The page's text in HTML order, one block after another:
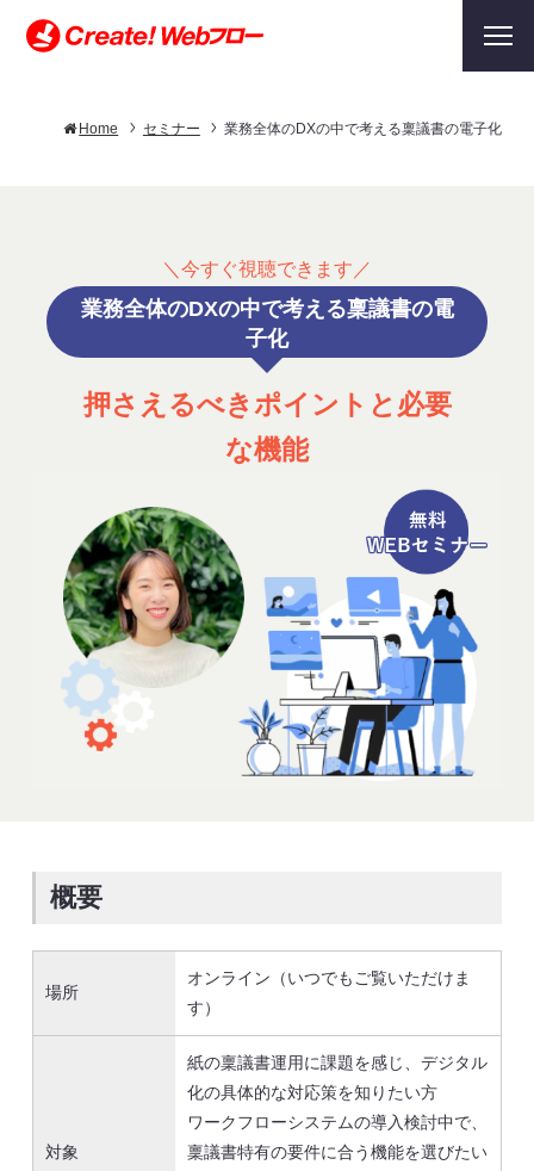
Home セミナー 業務全体のDXの中で考える稟議書の電子化、
＼今すぐ視聴できます／
業務全体のDXの中で考える稟議書の電
子化
押さえるべきポイントと必要
な機能
概要
場所
オンライン（いつでもご覧いただけま
す）
対象
紙の稟議書運用に課題を感じ、デジタル
化の具体的な対応策を知りたい方
ワークフローシステムの導入検討中で、
稟議書特有の要件に合う機能を選びたい